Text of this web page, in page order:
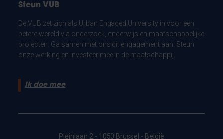
Steun VUB
De VUB zet zich als Urban Engaged University in voor een
betere wereld via onderzoek, onderwijs en maatschappelijke
projecten. Ga samen met ons dit engagement aan. Steun
onze werking en investeer mee in de maatschappij.
Ik doe mee
Pleinlaan 2 - 1050 Brussel - België